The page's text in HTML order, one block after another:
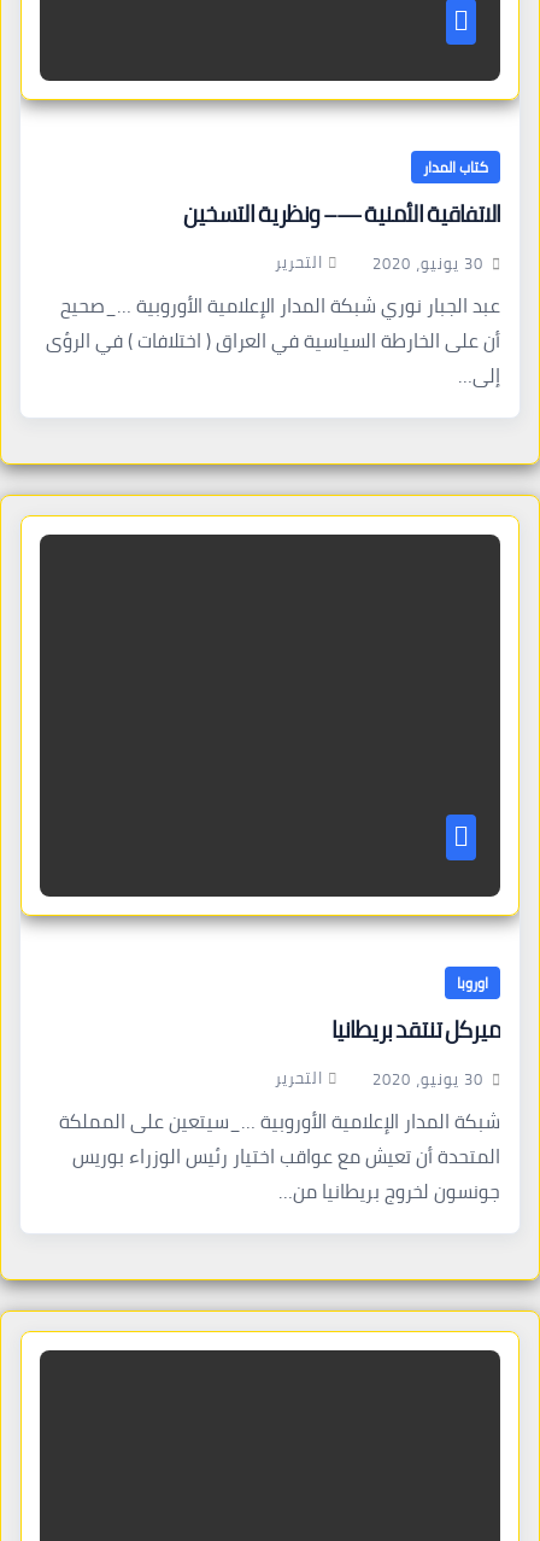
كتاب المدار
الاتفاقية الأمنية —– ونظرية التسخين
30 يونيو، 2020 التحرير
عبد الجبار نوري شبكة المدار الإعلامية الأوروبية …_صحيح
أن على الخارطة السياسية في العراق ( اختلافات ) في الرؤى
إلى…
اوروبا
ميركل تنتقد بريطانيا
30 يونيو، 2020 التحرير
شبكة المدار الإعلامية الأوروبية …_سيتعين على المملكة
المتحدة أن تعيش مع عواقب اختيار رئيس الوزراء بوريس
جونسون لخروج بريطانيا من…